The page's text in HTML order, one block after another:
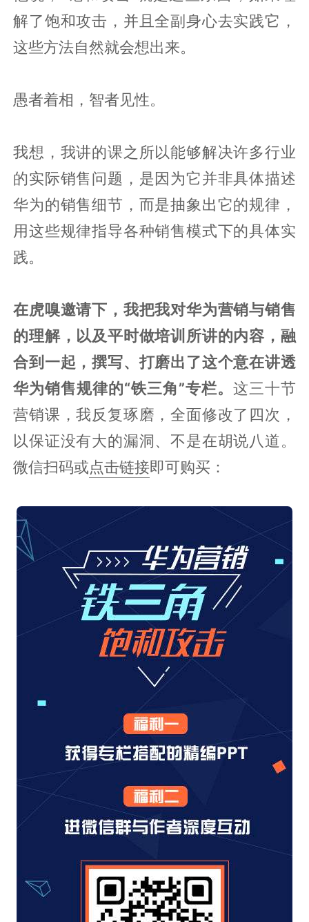
解了饱和攻击，并且全副身心去实践它，
这些方法自然就会想出来。
愚者着相，智者见性。
我想，我讲的课之所以能够解决许多行业
的实际销售问题，是因为它并非具体描述
华为的销售细节，而是抽象出它的规律，
用这些规律指导各种销售模式下的具体实
践。
在虎嗅邀请下，我把我对华为营销与销售
的理解，以及平时做培训所讲的内容，融
合到一起，撰写、打磨出了这个意在讲透
华为销售规律的“铁三角”专栏。 这三十节
营销课，我反复琢磨，全面修改了四次，
以保证没有大的漏洞、不是在胡说八道。
微信扫码或点击链接即可购买：